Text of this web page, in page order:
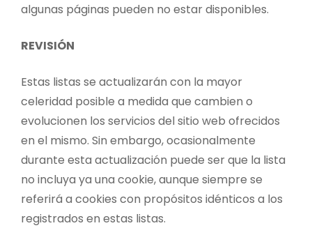
algunas páginas pueden no estar disponibles.
REVISIÓN
Estas listas se actualizarán con la mayor
celeridad posible a medida que cambien o
evolucionen los servicios del sitio web ofrecidos
en el mismo. Sin embargo, ocasionalmente
durante esta actualización puede ser que la lista
no incluya ya una cookie, aunque siempre se
referirá a cookies con propósitos idénticos a los
registrados en estas listas.